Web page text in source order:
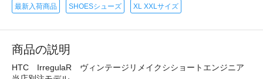
最新入荷商品 SHOESシューズ XL XXLサイズ
商品の説明
HTC IrregulaR ヴィンテージリメイクシショートエンジニア